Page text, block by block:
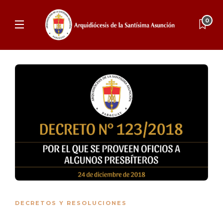
0
DECRETOS Y RESOLUCIONES